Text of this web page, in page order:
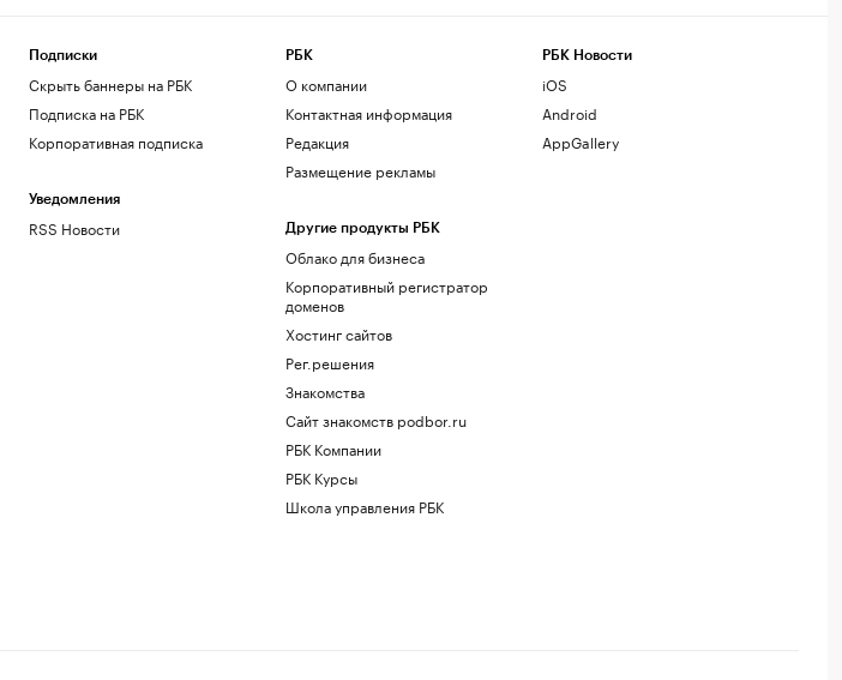
Подписки
Скрыть баннеры на РБК
Подписка на РБК
Корпоративная подписка
Уведомления
RSS Новости
РБК
О компании
Контактная информация
Редакция
Размещение рекламы
Другие продукты РБК
Облако для бизнеса
Корпоративный регистратор
доменов
Хостинг сайтов
Рег.решения
Знакомства
Сайт знакомств podbor.ru
РБК Компании
РБК Курсы
Школа управления РБК
РБК Новости
iOS
Android
AppGallery